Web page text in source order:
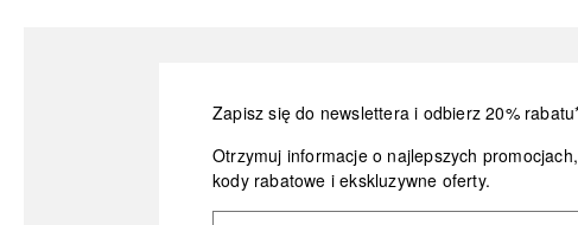
Zapisz się do newslettera i odbierz 20%
Otrzymuj informacje o najlepszych
kody rabatowe i ekskluzywne oferty.